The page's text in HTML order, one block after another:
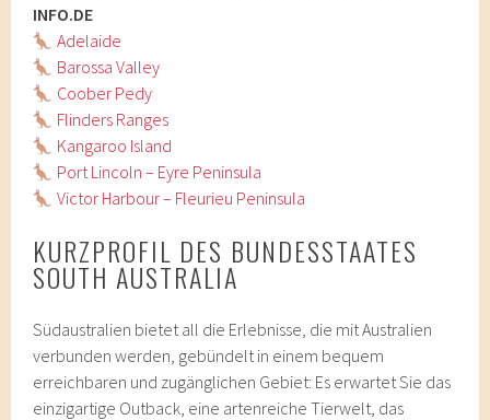
INFO.DE
Adelaide
Barossa Valley
Coober Pedy
Flinders Ranges
Kangaroo Island
Port Lincoln – Eyre Peninsula
Victor Harbour – Fleurieu Peninsula
KURZPROFIL DES BUNDESSTAATES
SOUTH AUSTRALIA
Südaustralien bietet all die Erlebnisse, die mit Australien
verbunden werden, gebündelt in einem bequem
erreichbaren und zugänglichen Gebiet: Es erwartet Sie das
einzigartige Outback, eine artenreiche Tierwelt, das